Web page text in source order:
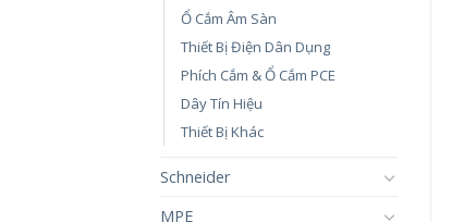
Ổ Cắm Âm Sàn
Thiết Bị Điện Dân Dụng
Phích Cắm & Ổ Cắm PCE
Dây Tín Hiệu
Thiết Bị Khác
Schneider
MPE